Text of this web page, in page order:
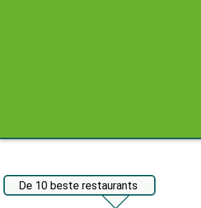
De 10 beste restaurants